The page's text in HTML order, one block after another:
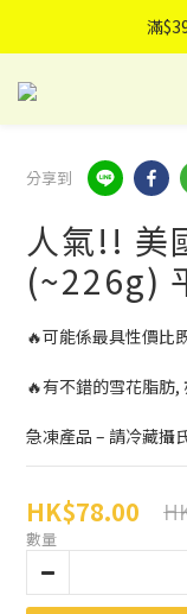
滿
滿
滿
分享到
人氣!! 美
(~226g)
🔥可能係最具性價比
🔥有不錯的雪花脂肪,
急凍產品 – 請冷藏攝
HK$78.00
數量